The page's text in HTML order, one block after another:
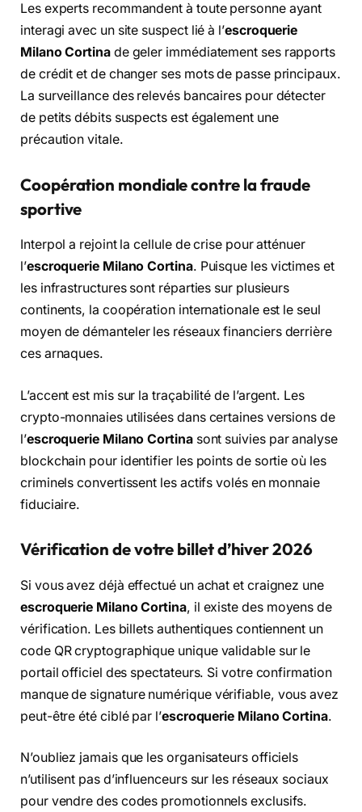
Les experts recommandent à toute personne ayant
interagi avec un site suspect lié à l’escroquerie
Milano Cortinade geler immédiatement ses rapports
de crédit et de changer ses mots de passe principaux.
La surveillance des relevés bancaires pour détecter
de petits débits suspects est également une
précaution vitale.
Coopération mondiale contre la fraude
sportive
Interpol a rejoint la cellule de crise pour atténuer
l’escroquerie Milano Cortina. Puisque les victimes et
les infrastructures sont réparties sur plusieurs
continents, la coopération internationale est le seul
moyen de démanteler les réseaux financiers derrière
ces arnaques.
L’accent est mis sur la traçabilité de l’argent. Les
crypto-monnaies utilisées dans certaines versions de
l’escroquerie Milano Cortinasont suivies par analyse
blockchain pour identifier les points de sortie où les
criminels convertissent les actifs volés en monnaie
fiduciaire.
Vérification de votre billet d’hiver 2026
Si vous avez déjà effectué un achat et craignez une
escroquerie Milano Cortina, il existe des moyens de
vérification. Les billets authentiques contiennent un
code QR cryptographique unique validable sur le
portail officiel des spectateurs. Si votre confirmation
manque de signature numérique vérifiable, vous avez
peut-être été ciblé par l’escroquerie Milano Cortina.
N’oubliez jamais que les organisateurs officiels
n’utilisent pas d’influenceurs sur les réseaux sociaux
pour vendre des codes promotionnels exclusifs.